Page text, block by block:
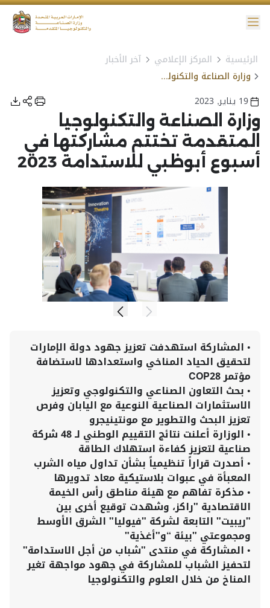
الوصول
الرئيسية المركز الإعلامي
آخر الأخبار
وزارة الصناعة والتكنولوجيا المتقدمة تختتم مشاركتها في أسبوع أبوظبي للاستدامة 2023
19 يناير, 2023
وزارة الصناعة والتكنولوجيا
المتقدمة تختتم مشاركتها في
أسبوع أبوظبي للاستدامة 2023
• المشاركة استهدفت تعزيز جهود دولة الإمارات
لتحقيق الحياد المناخي واستعدادها لاستضافة
مؤتمر COP28
• بحث التعاون الصناعي والتكنولوجي وتعزيز
الاستثمارات الصناعية النوعية مع اليابان وفرص
تعزيز البحث والتطوير مع مونتينيجرو
• الوزارة أعلنت نتائج التقييم الوطني لـ 48 شركة
صناعية لتعزيز كفاءة استهلاك الطاقة
• أصدرت قراراً تنظيمياً بشأن تداول مياه الشرب
المعبأة في عبوات بلاستيكية معاد تدويرها
• مذكرة تفاهم مع هيئة مناطق رأس الخيمة
الاقتصادية "راكز، وشهدت توقيع أخرى بين
"ريبيت" التابعة لشركة "فيوليا" الشرق الأوسط
ومجموعتي "بيئة “و"أغذية"
• المشاركة في منتدى "شباب من أجل الاستدامة"
لتحفيز الشباب للمشاركة في جهود مواجهة تغير
المناخ من خلال العلوم والتكنولوجيا